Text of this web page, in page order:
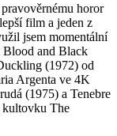
horor
film a jeden z
jsem momentální
Blood and Black
(1972) od
Argenta ve 4K
(1975) a Tenebre
kultovku The